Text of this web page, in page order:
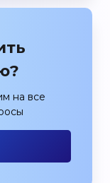
на все